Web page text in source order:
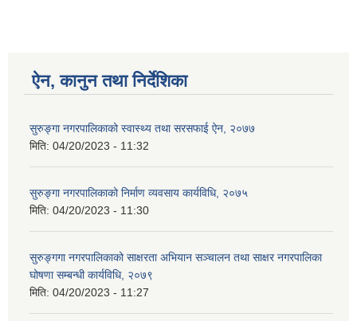
ऐन, कानुन तथा निर्देशिका
सुरुङ्गा नगरपालिकाको स्वास्थ्य तथा सरसफाई ऐन, २०७७
मिति: 04/20/2023 - 11:32
सुरुङ्गा नगरपालिकाको निर्माण व्यवसाय कार्यविधि, २०७५
मिति: 04/20/2023 - 11:30
सुरुङ्गगा नगरपालिकाको साक्षरता अभियान सञ्चालन तथा साक्षर नगरपालिका
घोषणा सम्बन्धी कार्यविधि, २०७९
मिति: 04/20/2023 - 11:27